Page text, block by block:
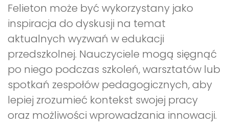
Felieton może być wykorzystany jako
inspiracja do dyskusji na temat
aktualnych wyzwań w edukacji
przedszkolnej. Nauczyciele mogą sięgnąć
po niego podczas szkoleń, warsztatów lub
spotkań zespołów pedagogicznych, aby
lepiej zrozumieć kontekst swojej pracy
oraz możliwości wprowadzania innowacji.